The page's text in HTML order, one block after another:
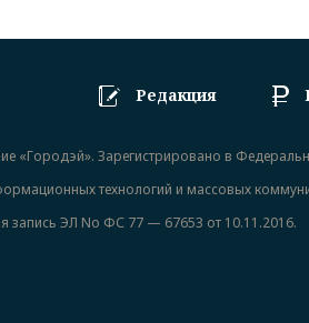
Редакция
«Городэй». Зарегистрировано в
технологий и массовых
запись ЭЛ No ФС 77 — 67653 от 10.11.2016.